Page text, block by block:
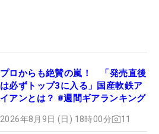
プロからも絶賛の嵐！ 「発売直後
は必ずトップ3に入る」国産軟鉄ア
イアンとは？ #週間ギアランキング
2026年8月9日 (日) 18時00分 11